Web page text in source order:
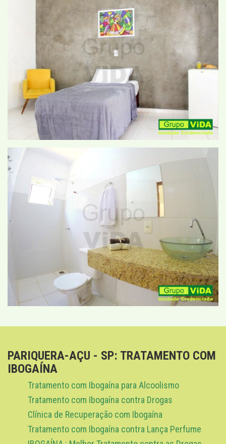
PARIQUERA-AÇU - SP: TRATAMENTO COM
IBOGAÍNA
Tratamento com Ibogaína para Alcoolismo
Tratamento com Ibogaína contra Drogas
Clínica de Recuperação com Ibogaína
Tratamento com Ibogaína contra Lança Perfume